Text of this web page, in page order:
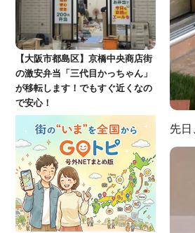
先日
【大阪市都島区】京橋中央商店街
の激安弁当「三代目かっちゃん」
が移転します！でもすぐ近くなの
で安心！